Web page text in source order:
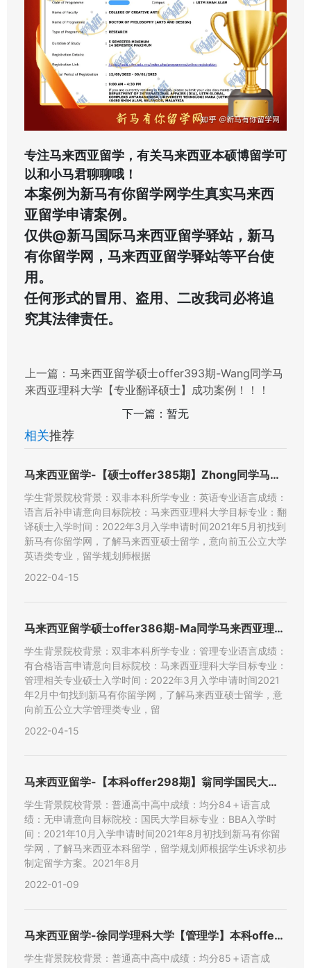
专注马来西亚留学，有关马来西亚本硕博留学可
以和小马君聊聊哦！
本案例为新马有你留学网学生真实马来西
亚留学申请案例。
仅供@新马国际马来西亚留学驿站，新马
有你留学网，马来西亚留学驿站等平台使
用。
任何形式的冒用、盗用、二改我司必将追
究其法律责任。
上一篇： 马来西亚留学硕士offer393期-Wang同学马
来西亚理科大学【专业翻译硕士】成功案例！！！
下一篇：暂无
相关推荐
马来西亚留学-【硕士offer385期】Zhong同学马来西
学生背景院校背景：双非本科所学专业：英语专业语言成绩：
语言后补申请意向目标院校：马来西亚理科大学目标专业：翻
译硕士入学时间：2022年3月入学申请时间2021年5月初找到
新马有你留学网，了解马来西亚硕士留学，意向前五公立大学
英语类专业，留学规划师根据
2022-04-15
马来西亚留学硕士offer386期-Ma同学马来西亚理科大学
学生背景院校背景：双非本科所学专业：管理专业语言成绩：
有合格语言申请意向目标院校：马来西亚理科大学目标专业：
管理相关专业硕士入学时间：2022年3月入学申请时间2021
年2月中旬找到新马有你留学网，了解马来西亚硕士留学，意
向前五公立大学管理类专业，留
2022-04-15
马来西亚留学-【本科offer298期】翁同学国民大学【工商
学生背景院校背景：普通高中高中成绩：均分84＋语言成
绩：无申请意向目标院校：国民大学目标专业：BBA入学时
间：2021年10月入学申请时间2021年8月初找到新马有你留
学网，了解马来西亚本科留学，留学规划师根据学生诉求初步
制定留学方案。2021年8月
2022-01-09
马来西亚留学-徐同学理科大学【管理学】本科offer成功案例
学生背景院校背景：普通高中高中成绩：均分85＋语言成